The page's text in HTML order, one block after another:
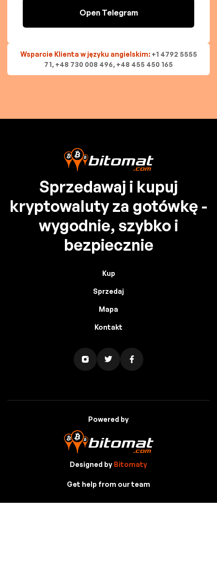
Open Telegram
Wsparcie Klienta w języku angielskim: +1 4792 5555
71, +48 730 008 496, +48 455 450 165
Sprzedawaj i kupuj
kryptowaluty za gotówkę -
wygodnie, szybko i
bezpiecznie
Kup
Sprzedaj
Mapa
Kontakt
Powered by
Designed by Bitomaty
Get help from our team